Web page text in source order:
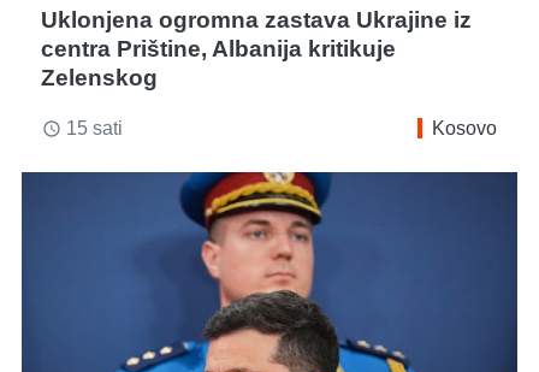
Uklonjena ogromna zastava Ukrajine iz
centra Prištine, Albanija kritikuje
Zelenskog
access_time 15 sati Kosovo